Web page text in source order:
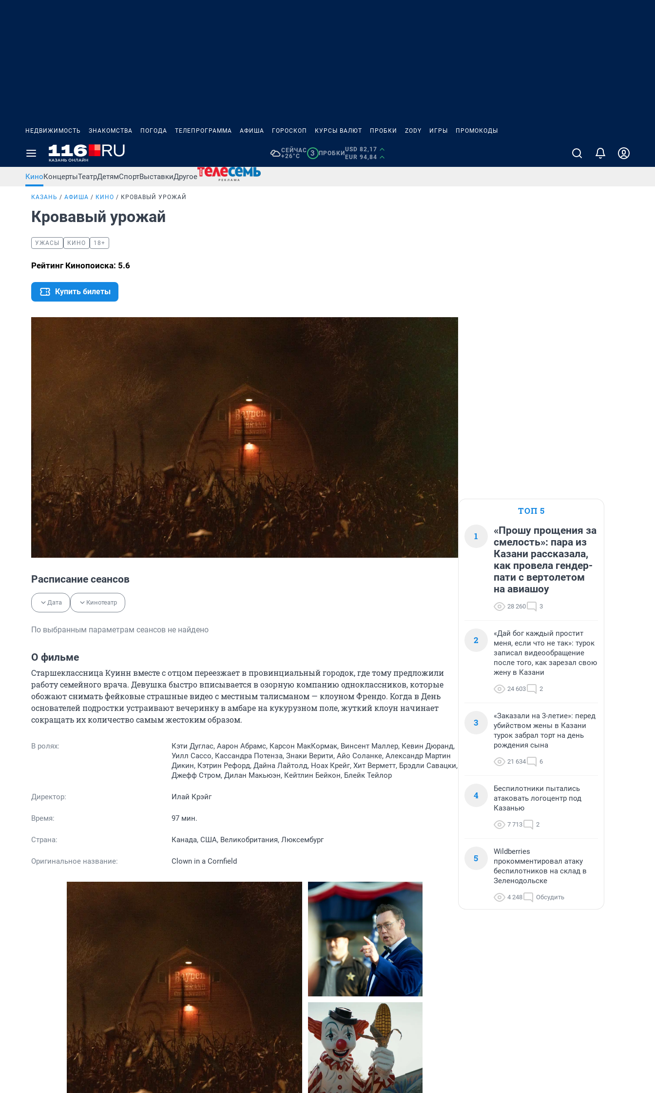
НЕДВИЖИМОСТЬ ЗНАКОМСТВА ПОГОДА ТЕЛЕПРОГРАММА АФИША ГОРОСКОП КУРСЫ ВАЛЮТ ПРОБКИ ZODY ИГРЫ ПРОМОКОДЫ
СЕЙЧАС
+26°C
3 ПРОБКИ
USD 82,17
EUR 94,84
КиноКонцертыТеатрДетямСпортВыставкиДругое
КАЗАНЬ АФИША КИНО КРОВАВЫЙ УРОЖАЙ
Кровавый урожай
УЖАСЫ КИНО 18+
Рейтинг Кинопоиска: 5.6
Купить билеты
Расписание сеансов
Дата Кинотеатр
По выбранным параметрам сеансов не найдено
О фильме
Старшеклассница Куинн вместе с отцом переезжает в провинциальный городок, где тому предложили
работу семейного врача. Девушка быстро вписывается в озорную компанию одноклассников, которые
обожают снимать фейковые страшные видео с местным талисманом — клоуном Френдо. Когда в День
основателей подростки устраивают вечеринку в амбаре на кукурузном поле, жуткий клоун начинает
сокращать их количество самым жестоким образом.
В ролях:
Кэти Дуглас, Аарон Абрамс, Карсон МакКормак, Винсент Маллер, Кевин Дюранд,
Уилл Сассо, Кассандра Потенза, Знаки Верити, Айо Соланке, Александр Мартин
Дикин, Кэтрин Рефорд, Дайна Лайтолд, Ноах Крейг, Хит Верметт, Брэдли Савацки,
Джефф Стром, Дилан Макьюэн, Кейтлин Бейкон, Блейк Тейлор
Директор: Илай Крэйг
Время: 97 мин.
Страна: Канада, США, Великобритания, Люксембург
Оригинальное название: Clown in a Cornfield
ТОП 5
1
«Прошу прощения за
смелость»: пара из
Казани рассказала,
как провела гендер-
пати с вертолетом
на авиашоу
28 260 3
2
«Дай бог каждый простит
меня, если что не так»: турок
записал видеообращение
после того, как зарезал свою
жену в Казани
24 603 2
3
«Заказали на 3-летие»: перед
убийством жены в Казани
турок забрал торт на день
рождения сына
21 634 6
4
Беспилотники пытались
атаковать логоцентр под
Казанью
7 713 2
5
Wildberries
прокомментировал атаку
беспилотников на склад в
Зеленодольске
4 248 Обсудить